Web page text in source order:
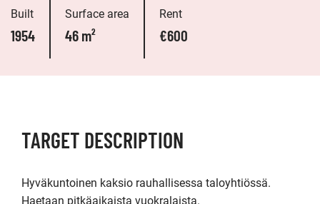
Built
1954
Surface area
46 m²
Rent
€600
TARGET DESCRIPTION
Hyväkuntoinen kaksio rauhallisessa taloyhtiössä.
Haetaan pitkäaikaista vuokralaista.